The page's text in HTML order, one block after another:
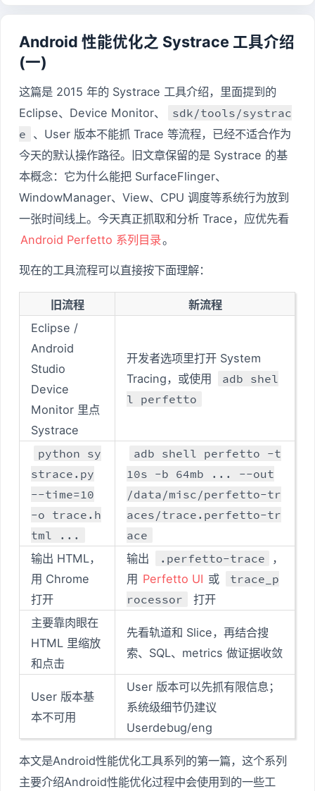
Android 性能优化之 Systrace 工具介绍
(一)
这篇是 2015 年的 Systrace 工具介绍，里面提到的
Eclipse、Device Monitor、
sdk/tools/systrac
e 、User 版本不能抓 Trace 等流程，已经不适合作为
今天的默认操作路径。旧文章保留的是 Systrace 的基
本概念：它为什么能把 SurfaceFlinger、
WindowManager、View、CPU 调度等系统行为放到
一张时间线上。今天真正抓取和分析 Trace，应优先看
Android Perfetto 系列目录。
现在的工具流程可以直接按下面理解：
旧流程
新流程
Eclipse /
Android
Studio
Device
Monitor 里点
Systrace
开发者选项里打开 System
Tracing，或使用
adb shel
l perfetto
python sy
strace.py
--time=10
-o trace.h
tml ...
adb shell perfetto -t
10s -b 64mb ... --out
/data/misc/perfetto-tr
aces/trace.perfetto-tr
ace
输出 HTML，
用 Chrome
打开
输出 .perfetto-trace
，
用 Perfetto UI 或
trace_p
rocessor
打开
主要靠肉眼在
HTML 里缩放
和点击
先看轨道和 Slice，再结合搜
索、SQL、metrics 做证据收敛
User 版本基
本不可用
User 版本可以先抓有限信息；
系统级细节仍建议
Userdebug/eng
本文是Android性能优化工具系列的第一篇，这个系列
主要介绍Android性能优化过程中会使用到的一些工